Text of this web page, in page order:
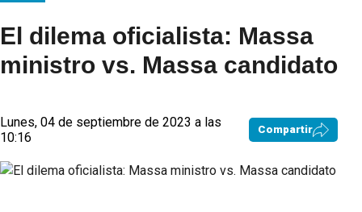
El dilema oficialista: Massa
ministro vs. Massa candidato
Lunes, 04 de septiembre de 2023 a las
10:16
Compartir